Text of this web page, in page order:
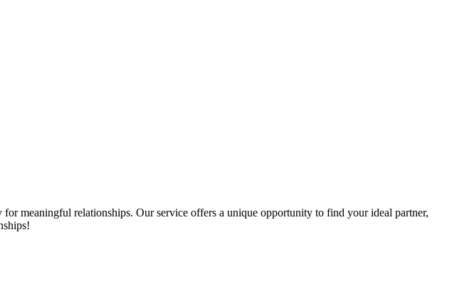
meaningful relationships. Our service offers a unique opportunity to find your ideal partner,